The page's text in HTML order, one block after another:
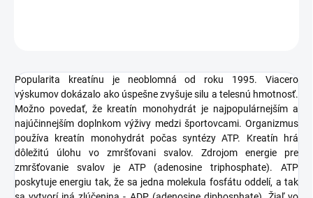
Popularita kreatínu je neoblomná od roku 1995. Viacero
výskumov dokázalo ako úspešne zvyšuje silu a telesnú hmotnosť.
Možno povedať, že kreatín monohydrát je najpopulárnejším a
najúčinnejším doplnkom výživy medzi športovcami. Organizmus
používa kreatín monohydrát počas syntézy ATP. Kreatín hrá
dôležitú úlohu vo zmršťovani svalov. Zdrojom energie pre
zmršťovanie svalov je ATP (adenosine triphosphate). ATP
poskytuje energiu tak, že sa jedna molekula fosfátu oddelí, a tak